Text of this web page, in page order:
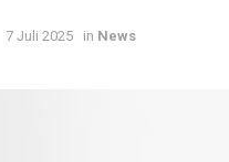
7 Juli 2025 in News